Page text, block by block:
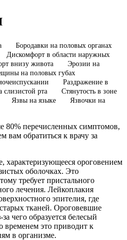
Бородавки на половых органах
Дискомфорт в области наружных
внизу живота
Эрозии на
на половых губах
Раздражение в
слизистой рта
Стянутость в зоне
Язвы на языке
Язвочки на
80% перечисленных симптомов,
вам обратиться к врачу за
характеризующееся ороговением
оболочках. Это
требует пристального
лечения. Лейкоплакия
эпителия, где
тканей. Ороговевшие
чего образуется белесый
временем это приводит к
в организме.